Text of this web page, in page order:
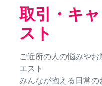
取引・キ
スト
ご近所の人の悩みや
エスト
みんなが抱える日常